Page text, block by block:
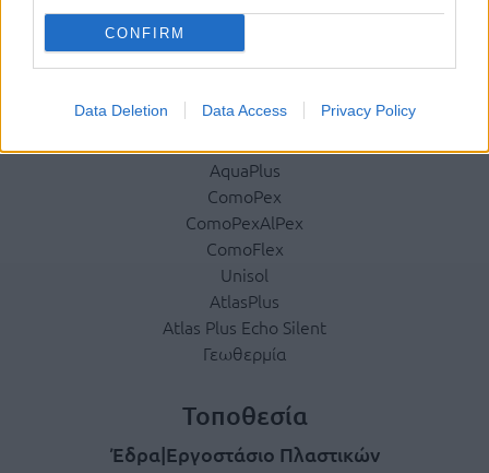
CONFIRM
Data Deletion Data Access Privacy Policy
Έκθεση Εικόνων
Προϊόντα
Ενδοδαπέδια
AquaPlus
ComoPex
ComoPexAlPex
ComoFlex
Unisol
AtlasPlus
Atlas Plus Echo Silent
Γεωθερμία
Τοποθεσία
Έδρα|Εργοστάσιο Πλαστικών